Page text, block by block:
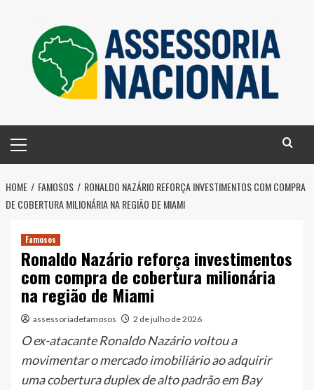
content
Menu
HOME FAMOSOS
RONALDO NAZÁRIO REFORÇA INVESTIMENTOS COM COMPRA
DE COBERTURA MILIONÁRIA NA REGIÃO DE MIAMI
Famosos
Ronaldo Nazário reforça investimentos
com compra de cobertura milionária
na região de Miami
assessoriadefamosos 2 de julho de 2026
O ex-atacante Ronaldo Nazário voltou a
movimentar o mercado imobiliário ao adquirir
uma cobertura duplex de alto padrão em Bay